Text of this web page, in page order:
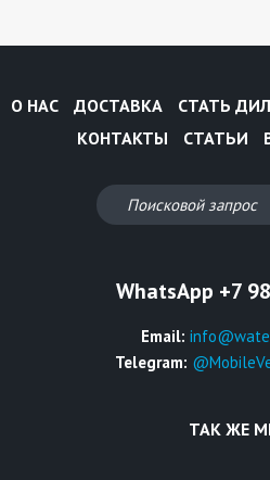
О НАС ДОСТАВКА СТАТЬ
КОНТАКТЫ
СТАТЬИ
WhatsApp +7
Email:
Telegram:
ТАК ЖЕ